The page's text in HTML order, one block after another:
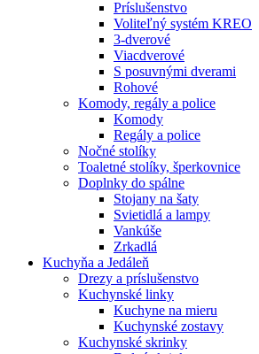
Príslušenstvo
Voliteľný systém KREO
3-dverové
Viacdverové
S posuvnými dverami
Rohové
Komody, regály a police
Komody
Regály a police
Nočné stolíky
Toaletné stolíky, šperkovnice
Doplnky do spálne
Stojany na šaty
Svietidlá a lampy
Vankúše
Zrkadlá
Kuchyňa a Jedáleň
Drezy a príslušenstvo
Kuchynské linky
Kuchyne na mieru
Kuchynské zostavy
Kuchynské skrinky